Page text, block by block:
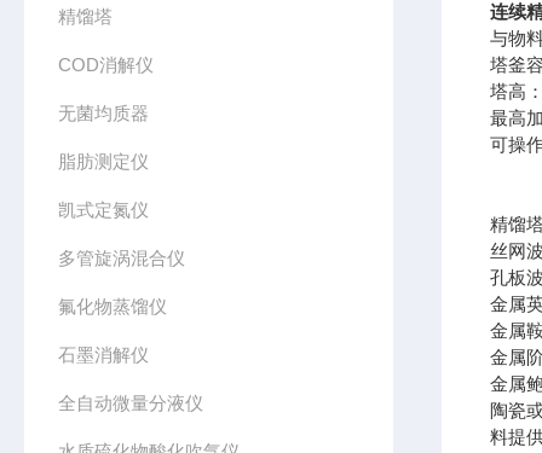
精馏塔
COD消解仪
无菌均质器
脂肪测定仪
凯式定氮仪
多管旋涡混合仪
氟化物蒸馏仪
石墨消解仪
全自动微量分液仪
连续
与物
塔釜
塔高
最高
可操
精馏
丝网
孔板
金属
金属
金属
金属
陶瓷
料提